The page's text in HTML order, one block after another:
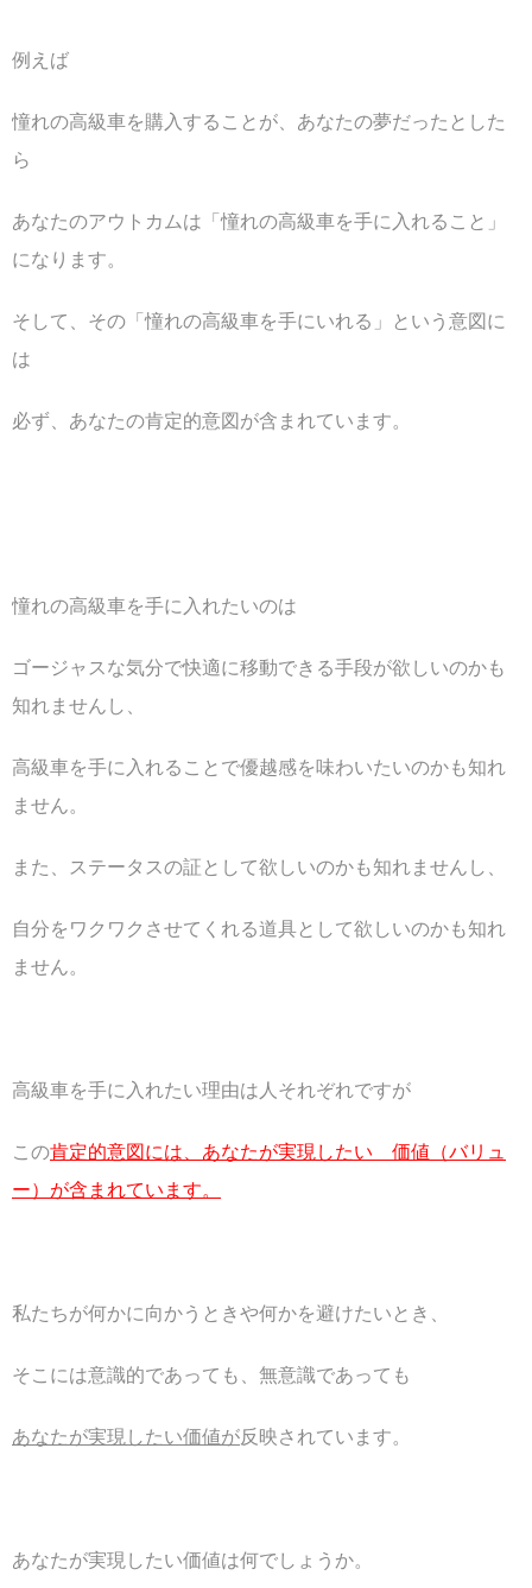
例えば
憧れの高級車を購入することが、あなたの夢だったとした
ら
あなたのアウトカムは「憧れの高級車を手に入れること」
になります。
そして、その「憧れの高級車を手にいれる」という意図に
は
必ず、あなたの肯定的意図が含まれています。
憧れの高級車を手に入れたいのは
ゴージャスな気分で快適に移動できる手段が欲しいのかも
知れませんし、
高級車を手に入れることで優越感を味わいたいのかも知れ
ません。
また、ステータスの証として欲しいのかも知れませんし、
自分をワクワクさせてくれる道具として欲しいのかも知れ
ません。
高級車を手に入れたい理由は人それぞれですが
この肯定的意図には、あなたが実現したい 価値（バリュ
ー）が含まれています。
私たちが何かに向かうときや何かを避けたいとき、
そこには意識的であっても、無意識であっても
あなたが実現したい価値が反映されています。
あなたが実現したい価値は何でしょうか。